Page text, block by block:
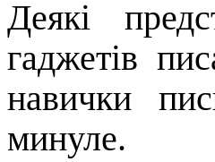
Деякі
гаджетів
навички
минуле.